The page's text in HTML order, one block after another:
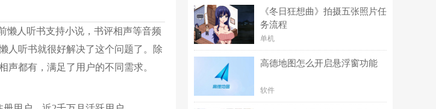
懒人听书支持小说，书评相声等音频
人听书就很好解决了这个问题了。除
声都有，满足了用户的不同需求。
《冬日狂想曲》拍摄五张照片任
务流程
单机
高德地图怎么开启悬浮窗功能
软件